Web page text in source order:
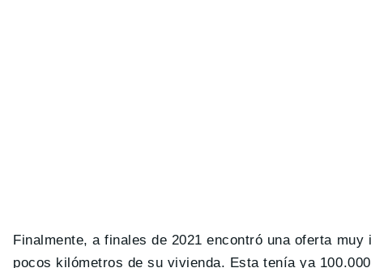
Finalmente, a finales de 2021 encontró una oferta muy
pocos kilómetros de su vivienda. Esta tenía ya